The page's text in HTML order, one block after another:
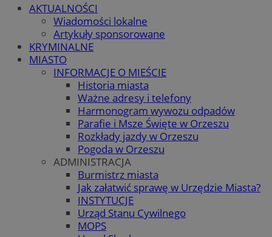
AKTUALNOŚCI
Wiadomości lokalne
Artykuły sponsorowane
KRYMINALNE
MIASTO
INFORMACJE O MIEŚCIE
Historia miasta
Ważne adresy i telefony
Harmonogram wywozu odpadów
Parafie i Msze Święte w Orzeszu
Rozkłady jazdy w Orzeszu
Pogoda w Orzeszu
ADMINISTRACJA
Burmistrz miasta
Jak załatwić sprawę w Urzędzie Miasta?
INSTYTUCJE
Urząd Stanu Cywilnego
MOPS